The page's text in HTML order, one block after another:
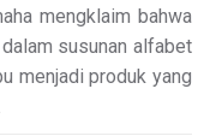
mengklaim bahwa
susunan alfabet
menjadi produk yang